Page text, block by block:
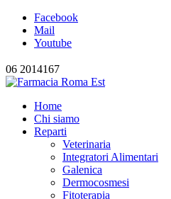
Facebook
Mail
Youtube
06 2014167
Home
Chi siamo
Reparti
Veterinaria
Integratori Alimentari
Galenica
Dermocosmesi
Fitoterapia